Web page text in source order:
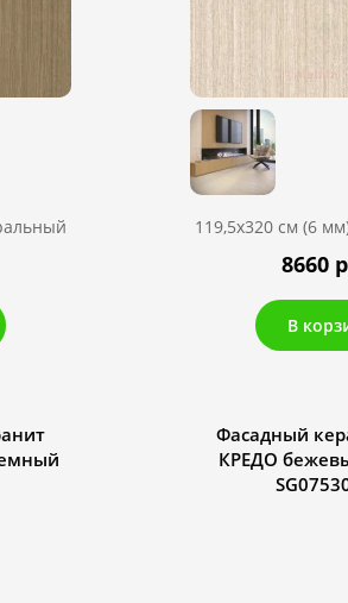
119,5х320 см (6
8660
В
Фасадный
КРЕДО